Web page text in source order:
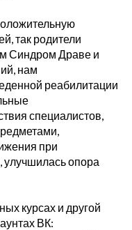
так родители
Синдром Драве и
нам
реабилитации
специалистов,
при
улучшилась опора
курсах и другой
ВК: